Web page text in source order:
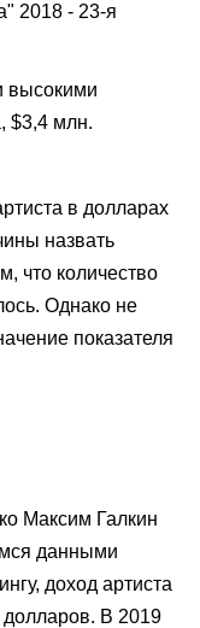
2018 - 23-я
высокими
$3,4 млн.
в долларах
назвать
что количество
Однако не
показателя
Максим Галкин
данными
доход артиста
долларов. В 2019